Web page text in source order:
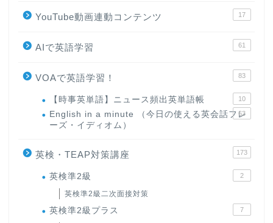
YouTube動画連動コンテンツ 17
AIで英語学習 61
VOAで英語学習！ 83
【時事英単語】ニュース頻出英単語帳 10
English in a minute （今日の使える英会話フレ
ーズ・イディオム）
63
英検・TEAP対策講座 173
英検準2級 2
英検準2級二次面接対策
英検準2級プラス 7